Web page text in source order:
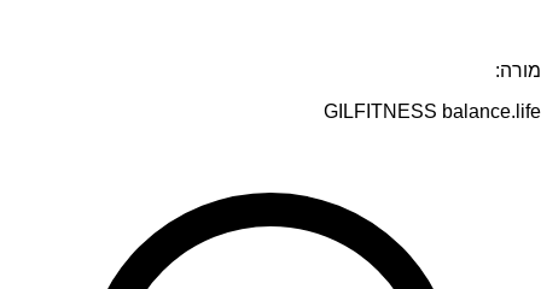
מורה:
GILFITNESS balance.life